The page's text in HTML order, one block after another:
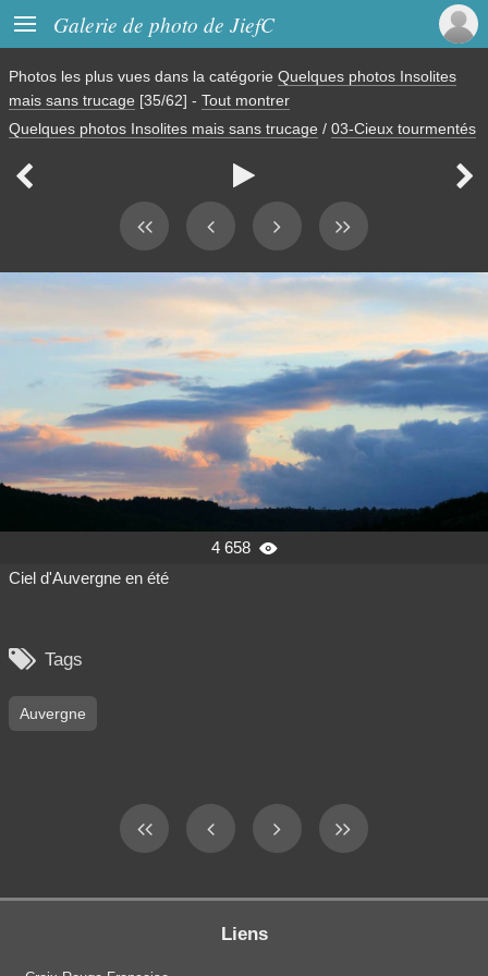
 Galerie de photo de JiefC
Photos les plus vues dans la catégorie Quelques photos Insolites
mais sans trucage [35/62] - Tout montrer
Quelques photos Insolites mais sans trucage / 03-Cieux tourmentés
  
4 658 
Ciel d'Auvergne en été
 Tags
Auvergne
Liens